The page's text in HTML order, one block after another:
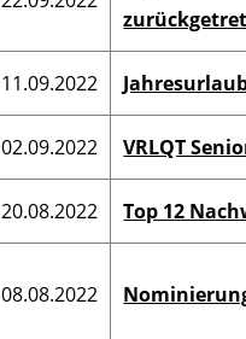
11.09.2022
02.09.2022 VRLQT
20.08.2022 Top 12
08.08.2022